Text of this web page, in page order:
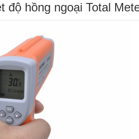
độ hồng ngoại Total